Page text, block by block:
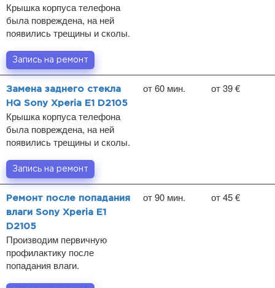
Крышка корпуса телефона
была повреждена, на ней
появились трещины и сколы.
Запись на ремонт
Замена заднего стекла
HQ Sony Xperia E1 D2105
Крышка корпуса телефона
была повреждена, на ней
появились трещины и сколы.
от 60 мин. от 39 €
Запись на ремонт
Ремонт после попадания
влаги Sony Xperia E1
D2105
Производим первичную
профилактику после
попадания влаги.
от 90 мин. от 45 €